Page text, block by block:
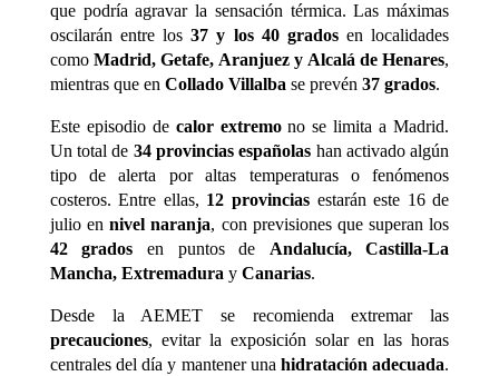
que podría agravar la sensación térmica. Las máximas
oscilarán entre los37 y los 40 gradosen localidades
comoMadrid, Getafe, Aranjuez y Alcalá de Henares,
mientras que en Collado Villalba se prevén 37 grados.
Este episodio de calor extremono se limita a Madrid.
Un total de 34 provincias españolas han activado algún
tipo de alerta por altas temperaturas o fenómenos
costeros. Entre ellas, 12 provincias estarán este 16 de
julio ennivel naranja, con previsiones que superan los
42 grados en puntos de Andalucía, Castilla-La
Mancha, Extremadura y Canarias.
Desde la AEMET se recomienda extremar las
precauciones, evitar la exposición solar en las horas
centrales del día y mantener una hidratación adecuada.